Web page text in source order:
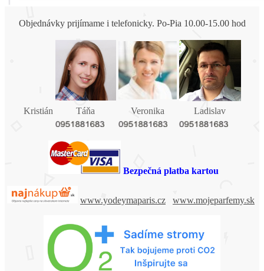
Objednávky prijímame i telefonicky. Po-Pia 10.00-15.00 hod
Kristián Táňa Veronika Ladislav
Bezpečná platba kartou
www.yodeymaparis.cz www.mojeparfemy.sk